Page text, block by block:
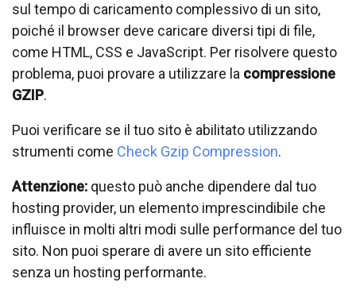
sul tempo di caricamento complessivo di un sito,
poiché il browser deve caricare diversi tipi di file,
come HTML, CSS e JavaScript. Per risolvere questo
problema, puoi provare a utilizzare la compressione
GZIP.
Puoi verificare se il tuo sito è abilitato utilizzando
strumenti come Check Gzip Compression.
Attenzione: questo può anche dipendere dal tuo
hosting provider, un elemento imprescindibile che
influisce in molti altri modi sulle performance del tuo
sito. Non puoi sperare di avere un sito efficiente
senza un hosting performante.